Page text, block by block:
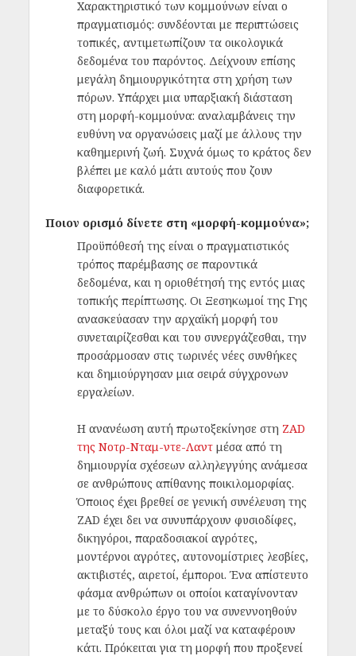
Χαρακτηριστικό των κομμούνων είναι ο
πραγματισμός: συνδέονται με περιπτώσεις
τοπικές, αντιμετωπίζουν τα οικολογικά
δεδομένα του παρόντος. Δείχνουν επίσης
μεγάλη δημιουργικότητα στη χρήση των
πόρων. Υπάρχει μια υπαρξιακή διάσταση
στη μορφή-κομμούνα: αναλαμβάνεις την
ευθύνη να οργανώσεις μαζί με άλλους την
καθημερινή ζωή. Συχνά όμως το κράτος δεν
βλέπει με καλό μάτι αυτούς που ζουν
διαφορετικά.
Ποιον ορισμό δίνετε στη «μορφή-κομμούνα»;
Προϋπόθεσή της είναι ο πραγματιστικός
τρόπος παρέμβασης σε παροντικά
δεδομένα, και η οριοθέτησή της εντός μιας
τοπικής περίπτωσης. Οι Ξεσηκωμοί της Γης
ανασκεύασαν την αρχαϊκή μορφή του
συνεταιρίζεσθαι και του συνεργάζεσθαι, την
προσάρμοσαν στις τωρινές νέες συνθήκες
και δημιούργησαν μια σειρά σύγχρονων
εργαλείων.
Η ανανέωση αυτή πρωτοξεκίνησε στη ZAD
της Νοτρ-Νταμ-ντε-Λαντμέσα από τη
δημιουργία σχέσεων αλληλεγγύης ανάμεσα
σε ανθρώπους απίθανης ποικιλομορφίας.
Όποιος έχει βρεθεί σε γενική συνέλευση της
ZAD έχει δει να συνυπάρχουν φυσιοδίφες,
δικηγόροι, παραδοσιακοί αγρότες,
μοντέρνοι αγρότες, αυτονομίστριες λεσβίες,
ακτιβιστές, αιρετοί, έμποροι. Ένα απίστευτο
φάσμα ανθρώπων οι οποίοι καταγίνονταν
με το δύσκολο έργο του να συνεννοηθούν
μεταξύ τους και όλοι μαζί να καταφέρουν
κάτι. Πρόκειται για τη μορφή που προξενεί